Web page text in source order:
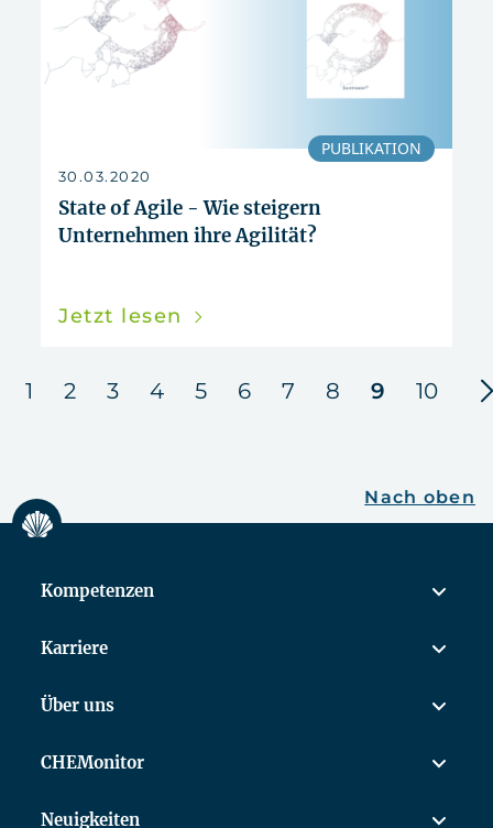
PUBLIKATION
30.03.2020
State of Agile - Wie steigern
Unternehmen ihre Agilität?
Jetzt lesen
1 2 3 4 5 6 7 8 9 10
Nach oben
Kompetenzen
Karriere
Über uns
CHEMonitor
Neuigkeiten